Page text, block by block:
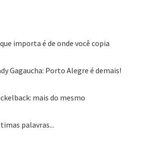
importa é de onde você copia
Gagaucha: Porto Alegre é demais!
mais do mesmo
palavras...